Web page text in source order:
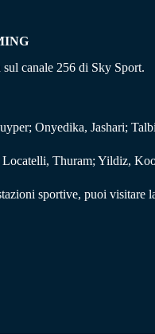
sul canale 256 di Sky Sport.
Onyedika, Jashari;
Thuram; Yildiz,
sportive, puoi visitare